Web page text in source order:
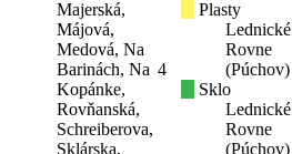
Majerská,
Májová,
Medová, Na
Barinách, Na
Kopánke,
Rovňanská,
Schreiberova,
Sklárska,
4
Plasty
Lednické
Rovne
(Púchov)
Sklo
Lednické
Rovne
(Púchov)